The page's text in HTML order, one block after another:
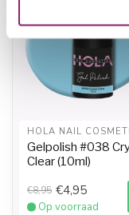
HOLA NAIL
Gelpolish #038
Clear (10ml)
€8,95 €4,95
Op voorraad